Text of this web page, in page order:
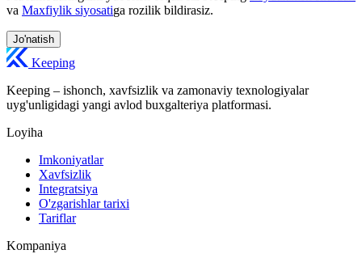
va Maxfiylik siyosatiga rozilik bildirasiz.
Jo'natish
Keeping
Keeping – ishonch, xavfsizlik va zamonaviy texnologiyalar
uyg'unligidagi yangi avlod buxgalteriya platformasi.
Loyiha
Imkoniyatlar
Xavfsizlik
Integratsiya
O'zgarishlar tarixi
Tariflar
Kompaniya